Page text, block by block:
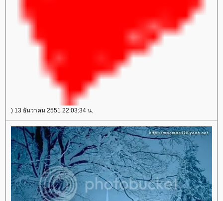
) 13 ธันวาคม 2551 22:03:34 น.